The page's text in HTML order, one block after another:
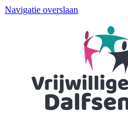
Navigatie overslaan